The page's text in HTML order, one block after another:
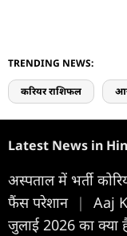
TRENDING NEWS:
करियर राशिफल
Latest News in
अस्पताल में भर्ती
फैंस परेशान |
Aaj
जुलाई 2026 का